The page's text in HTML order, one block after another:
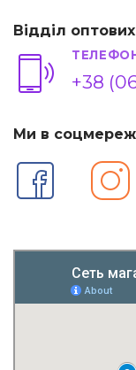
Відділ
+38
Ми в